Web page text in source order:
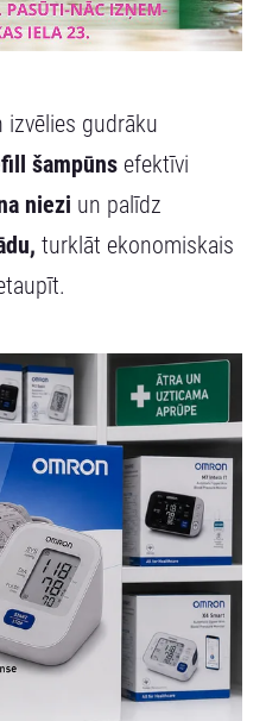
gudrāku
šampūns efektīvi
niezi un palīdz
turklāt ekonomiskais